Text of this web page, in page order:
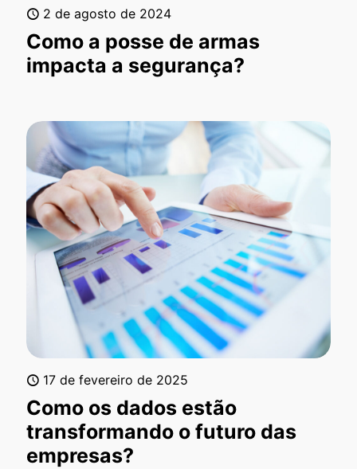
2 de agosto de 2024
Como a posse de armas
impacta a segurança?
17 de fevereiro de 2025
Como os dados estão
transformando o futuro das
empresas?